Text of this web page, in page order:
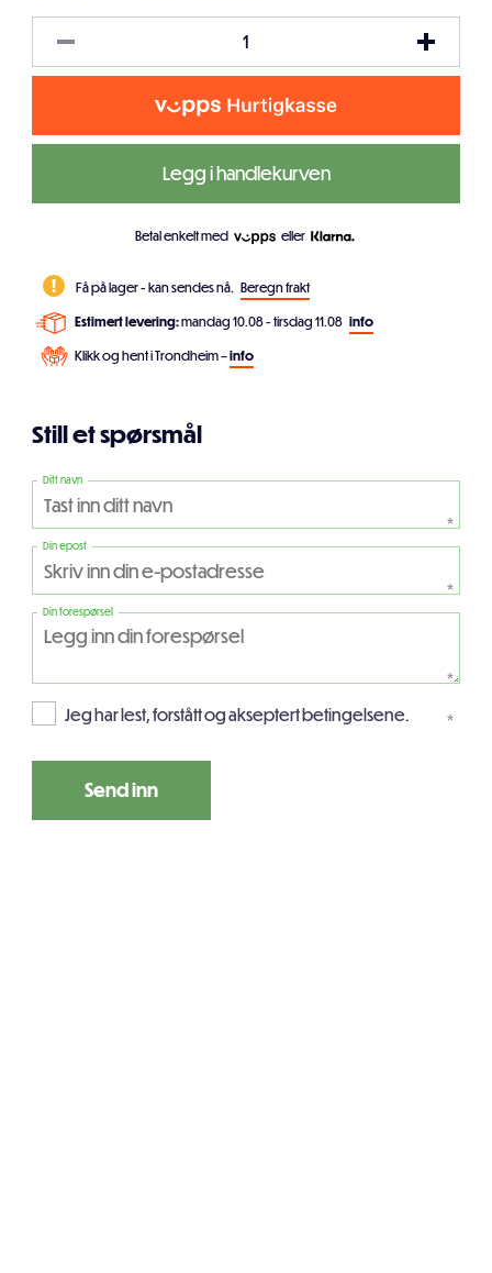
Legg i handlekurven
Betal enkelt med eller
Få på lager - kan sendes nå. Beregn frakt
Estimert levering:mandag 10.08 - tirsdag 11.08 info
Klikk og hent i Trondheim –info
Still et spørsmål
Ditt navn
*
Din epost
*
Din forespørsel
*
Jeg har lest, forstått og akseptert betingelsene. *